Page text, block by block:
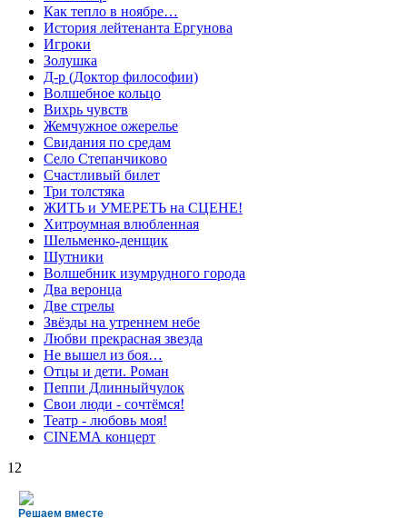
Как тепло в ноябре…
История лейтенанта Ергунова
Игроки
Золушка
Д-р (Доктор философии)
Волшебное кольцо
Вихрь чувств
Жемчужное ожерелье
Свидания по средам
Село Степанчиково
Счастливый билет
Три толстяка
ЖИТЬ и УМЕРЕТЬ на СЦЕНЕ!
Хитроумная влюбленная
Шельменко-денщик
Шутники
Волшебник изумрудного города
Два веронца
Две стрелы
Звёзды на утреннем небе
Любви прекрасная звезда
Не вышел из боя…
Отцы и дети. Роман
Пеппи Длинныйчулок
Свои люди - сочтёмся!
Театр - любовь моя!
СINЕМА концерт
12
Решаем вместе